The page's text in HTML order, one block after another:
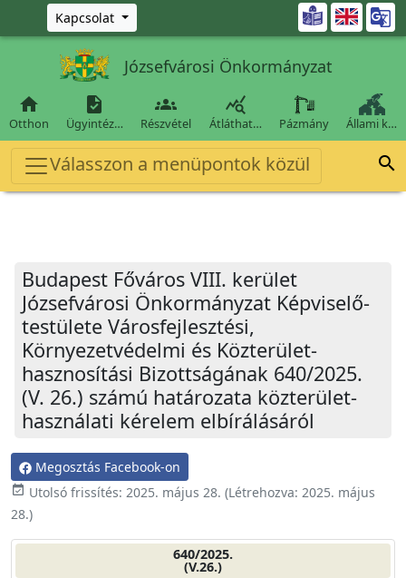
Ugrás a fő tartalomra
Kapcsolat 
Józsefvárosi Önkormányzat

Otthon

Ügyintéz…

Részvétel

Átláthat… Pázmány Állami k…
Válasszon a menüpontok közül 
Budapest Főváros VIII. kerület
Józsefvárosi Önkormányzat Képviselő-
testülete Városfejlesztési,
Környezetvédelmi és Közterület-
hasznosítási Bizottságának 640/2025.
(V. 26.) számú határozata közterület-
használati kérelem elbírálásáról
Megosztás Facebook-on
event_available Utolsó frissítés: 2025. május 28. (Létrehozva: 2025. május
28.)
640/2025.
(V.26.)